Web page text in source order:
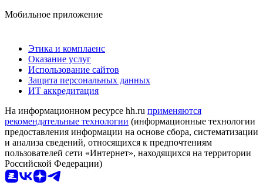
Мобильное приложение
Этика и комплаенс
Оказание услуг
Использование сайтов
Защита персональных данных
ИТ аккредитация
На информационном ресурсе hh.ru применяются
рекомендательные технологии (информационные технологии
предоставления информации на основе сбора, систематизации
и анализа сведений, относящихся к предпочтениям
пользователей сети «Интернет», находящихся на территории
Российской Федерации)